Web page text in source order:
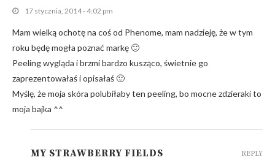
17 stycznia, 2014 - 4:02 pm
Mam wielką ochotę na coś od Phenome, mam nadzieję, że w tym
roku będę mogła poznać markę 🙂
Peeling wygląda i brzmi bardzo kusząco, świetnie go
zaprezentowałaś i opisałaś 🙂
Myślę, że moja skóra polubiłaby ten peeling, bo mocne zdzieraki to
moja bajka ^^
MY STRAWBERRY FIELDS REPLY